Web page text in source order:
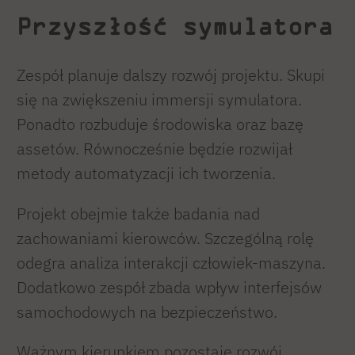
Przyszłość symulatora
Zespół planuje dalszy rozwój projektu. Skupi
się na zwiększeniu immersji symulatora.
Ponadto rozbuduje środowiska oraz bazę
assetów. Równocześnie będzie rozwijał
metody automatyzacji ich tworzenia.
Projekt obejmie także badania nad
zachowaniami kierowców. Szczególną rolę
odegra analiza interakcji człowiek-maszyna.
Dodatkowo zespół zbada wpływ interfejsów
samochodowych na bezpieczeństwo.